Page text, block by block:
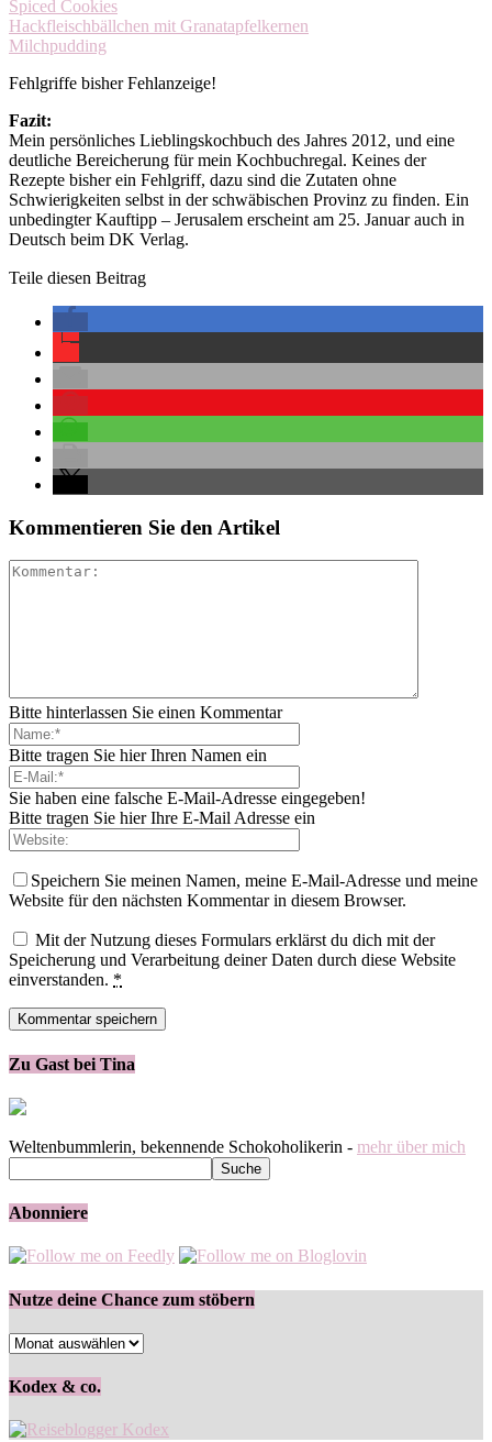
Spiced Cookies
Hackfleischbällchen mit Granatapfelkernen
Milchpudding
Fehlgriffe bisher Fehlanzeige!
Fazit:
Mein persönliches Lieblingskochbuch des Jahres 2012, und eine
deutliche Bereicherung für mein Kochbuchregal. Keines der
Rezepte bisher ein Fehlgriff, dazu sind die Zutaten ohne
Schwierigkeiten selbst in der schwäbischen Provinz zu finden. Ein
unbedingter Kauftipp – Jerusalem erscheint am 25. Januar auch in
Deutsch beim DK Verlag.
Teile diesen Beitrag
Kommentieren Sie den Artikel
Bitte hinterlassen Sie einen Kommentar
Bitte tragen Sie hier Ihren Namen ein
Sie haben eine falsche E-Mail-Adresse eingegeben!
Bitte tragen Sie hier Ihre E-Mail Adresse ein
Speichern Sie meinen Namen, meine E-Mail-Adresse und meine
Website für den nächsten Kommentar in diesem Browser.
Mit der Nutzung dieses Formulars erklärst du dich mit der
Speicherung und Verarbeitung deiner Daten durch diese Website
einverstanden. *
Zu Gast bei Tina
Weltenbummlerin, bekennende Schokoholikerin - mehr über mich
Abonniere
Nutze deine Chance zum stöbern
Nutze
Chance
zum
stöbern
Kodex & co.